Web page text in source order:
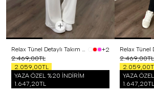
Relax Tünel Detaylı Takım Beyaz
+2
2.469,00TL
2.059,00TL
YAZA ÖZEL %20 İNDİRİM
1.647,20TL
2.469,00TL
YAZA
1.647,20TL